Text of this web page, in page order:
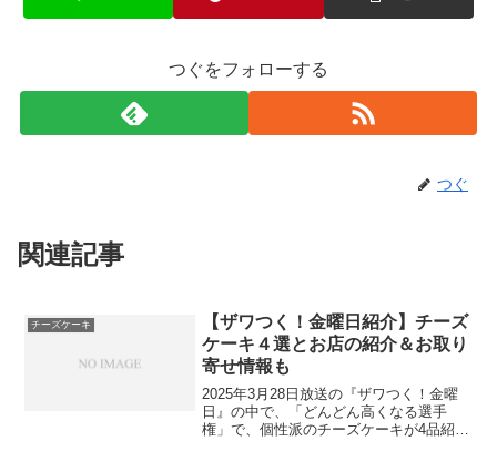
つぐをフォローする
つぐ
関連記事
チーズケーキ
【ザワつく！金曜日紹介】チーズ
ケーキ４選とお店の紹介＆お取り
寄せ情報も
2025年3月28日放送の『ザワつく！金曜
日』の中で、「どんどん高くなる選手
権」で、個性派のチーズケーキが4品紹介